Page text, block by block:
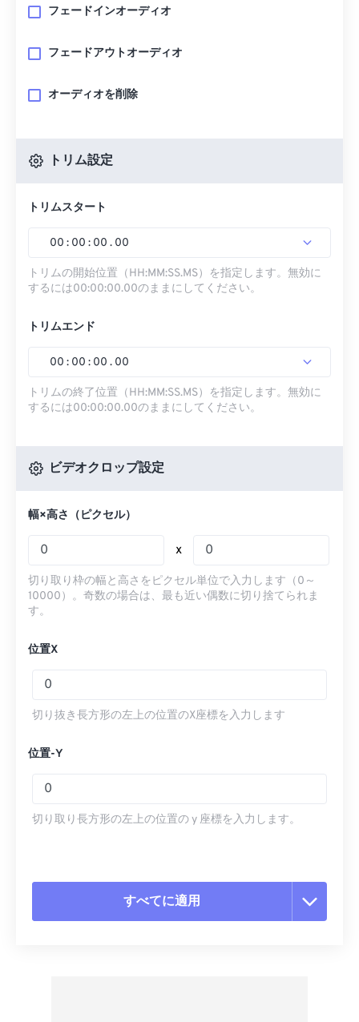
フェードインオーディオ
フェードアウトオーディオ
オーディオを削除
トリム設定
トリムスタート
00 : 00 : 00 . 00
トリムの開始位置（HH:MM:SS.MS）を指定します。無効に
するには00:00:00.00のままにしてください。
トリムエンド
00 : 00 : 00 . 00
トリムの終了位置（HH:MM:SS.MS）を指定します。無効に
するには00:00:00.00のままにしてください。
ビデオクロップ設定
幅×高さ（ピクセル）
x
切り取り枠の幅と高さをピクセル単位で入力します（0～
10000）。奇数の場合は、最も近い偶数に切り捨てられま
す。
位置X
切り抜き長方形の左上の位置のX座標を入力します
位置-Y
切り取り長方形の左上の位置の y 座標を入力します。
すべてに適用